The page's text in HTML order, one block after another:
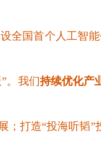
全国首个人工智
。我们持续优化产
打造“投海听韬”